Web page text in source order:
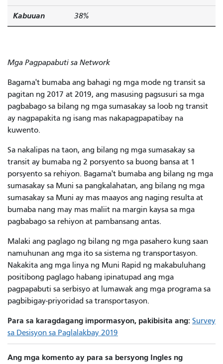
Kabuuan 38%
Mga Pagpapabuti sa Network
Bagama't bumaba ang bahagi ng mga mode ng transit sa
pagitan ng 2017 at 2019, ang masusing pagsusuri sa mga
pagbabago sa bilang ng mga sumasakay sa loob ng transit
ay nagpapakita ng isang mas nakapagpapatibay na
kuwento.
Sa nakalipas na taon, ang bilang ng mga sumasakay sa
transit ay bumaba ng 2 porsyento sa buong bansa at 1
porsyento sa rehiyon. Bagama't bumaba ang bilang ng mga
sumasakay sa Muni sa pangkalahatan, ang bilang ng mga
sumasakay sa Muni ay mas maayos ang naging resulta at
bumaba nang may mas maliit na margin kaysa sa mga
pagbabago sa rehiyon at pambansang antas.
Malaki ang paglago ng bilang ng mga pasahero kung saan
namuhunan ang mga ito sa sistema ng transportasyon.
Nakakita ang mga linya ng Muni Rapid ng makabuluhang
positibong paglago habang ipinatupad ang mga
pagpapabuti sa serbisyo at lumawak ang mga programa sa
pagbibigay-priyoridad sa transportasyon.
Para sa karagdagang impormasyon, pakibisita ang: Survey
sa Desisyon sa Paglalakbay 2019
Ang mga komento ay para sa bersyong Ingles ng